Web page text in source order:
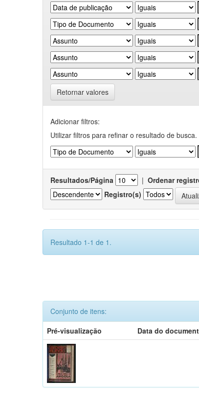
Retornar valores
Adicionar filtros:
Utilizar filtros para refinar o resultado de busca.
Resultados/Página | Ordenar
Registro(s)
Resultado 1-1 de 1.
Conjunto de itens:
Pré-visualização
Data do